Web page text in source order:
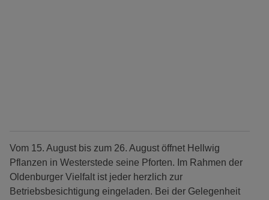
Vom 15. August bis zum 26. August öffnet Hellwig
Pflanzen in Westerstede seine Pforten. Im Rahmen der
Oldenburger Vielfalt ist jeder herzlich zur
Betriebsbesichtigung eingeladen. Bei der Gelegenheit